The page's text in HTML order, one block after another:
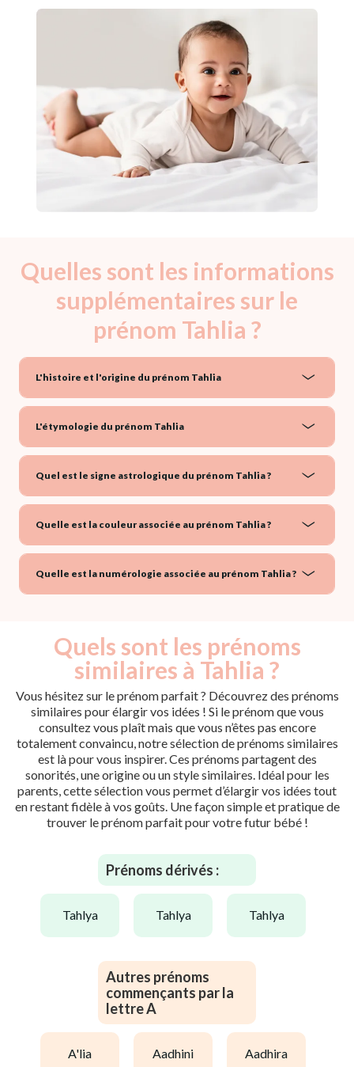
Quelles sont les informations
supplémentaires sur le
prénom Tahlia ?
L'histoire et l'origine du prénom Tahlia
L'étymologie du prénom Tahlia
Quel est le signe astrologique du prénom Tahlia ?
Quelle est la couleur associée au prénom Tahlia ?
Quelle est la numérologie associée au prénom Tahlia ?
Quels sont les prénoms
similaires à Tahlia ?
Vous hésitez sur le prénom parfait ? Découvrez des prénoms
similaires pour élargir vos idées ! Si le prénom que vous
consultez vous plaît mais que vous n’êtes pas encore
totalement convaincu, notre sélection de prénoms similaires
est là pour vous inspirer. Ces prénoms partagent des
sonorités, une origine ou un style similaires. Idéal pour les
parents, cette sélection vous permet d’élargir vos idées tout
en restant fidèle à vos goûts. Une façon simple et pratique de
trouver le prénom parfait pour votre futur bébé !
Prénoms dérivés :
tahlya tahlya tahlya
Autres prénoms
commençants par la
lettre A
a'lia aadhini aadhira